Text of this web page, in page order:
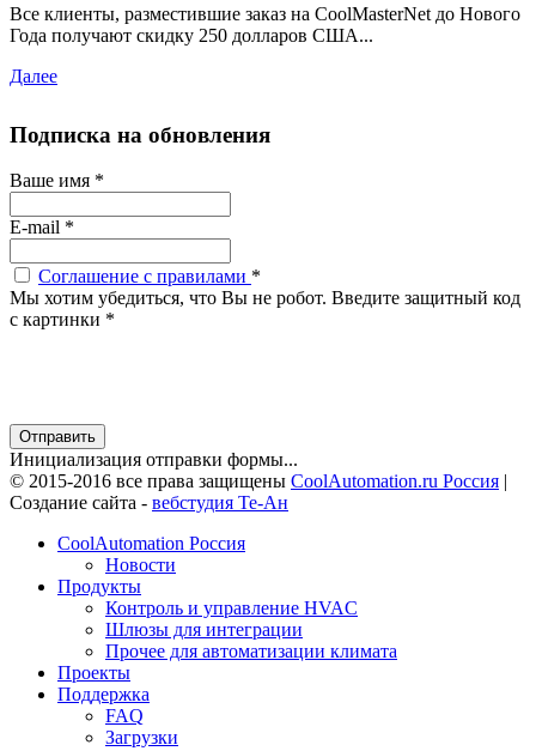
Все клиенты, разместившие заказ на CoolMasterNet до Нового
Года получают скидку 250 долларов США...
Далее
Подписка на обновления
Ваше имя *
E-mail *
Соглашение с правилами *
Мы хотим убедиться, что Вы не робот. Введите защитный код
с картинки *
Отправить
Инициализация отправки формы...
© 2015-2016 все права защищены CoolAutomation.ru Россия |
Создание сайта - вебстудия Те-Ан
CoolAutomation Россия
Новости
Продукты
Контроль и управление HVAC
Шлюзы для интеграции
Прочее для автоматизации климата
Проекты
Поддержка
FAQ
Загрузки